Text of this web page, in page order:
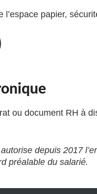
l’espace papier,
ou document RH à
depuis 2017
préalable du salarié.